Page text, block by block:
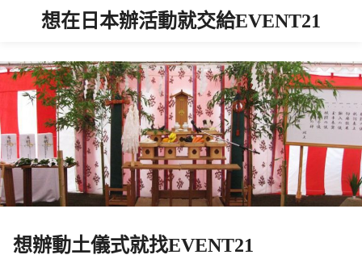
想在日本辦活動就交給EVENT21
想辦動土儀式就找EVENT21